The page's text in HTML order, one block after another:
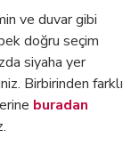
ve duvar gibi
doğru seçim
siyaha yer
Birbirinden farklı
buradan